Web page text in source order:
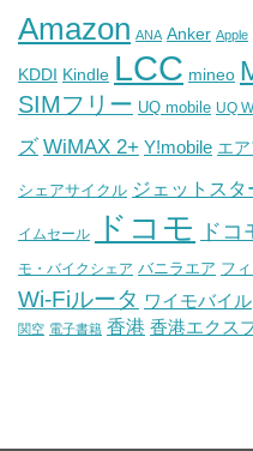
Amazon ANA Anker Apple
KDDI Kindle LCC mineo
SIMフリー UQ mobile UQ
ズ WiMAX 2+ Y!mobile エ
シェアサイクル ジェットスタ
イムセール ドコモ ド
モ・バイクシェア バニラエア フ
Wi-Fiルータ ワイモバイル
関空 電子書籍 香港 香港エクス